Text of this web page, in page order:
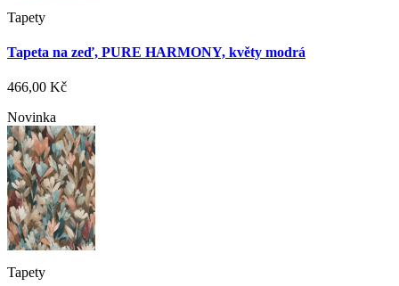
Tapety
Tapeta na zeď, PURE HARMONY, květy modrá
466,00 Kč
Novinka
Tapety